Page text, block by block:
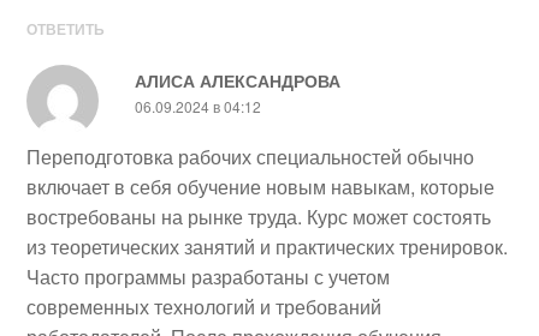
ОТВЕТИТЬ
АЛИСА АЛЕКСАНДРОВА
06.09.2024 в 04:12
Переподготовка рабочих специальностей обычно
включает в себя обучение новым навыкам, которые
востребованы на рынке труда. Курс может состоять
из теоретических занятий и практических тренировок.
Часто программы разработаны с учетом
современных технологий и требований